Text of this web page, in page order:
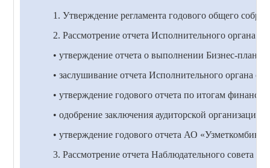
1. Утверждение регламента годового общего
2. Рассмотрение отчета Исполнительного органа
• утверждение отчета о выполнении Бизнес-плана;
• заслушивание отчета Исполнительного органа
• утверждение годового отчета по итогам
• одобрение заключения аудиторской организации
• утверждение годового отчета АО
3. Рассмотрение отчета Наблюдательного совета